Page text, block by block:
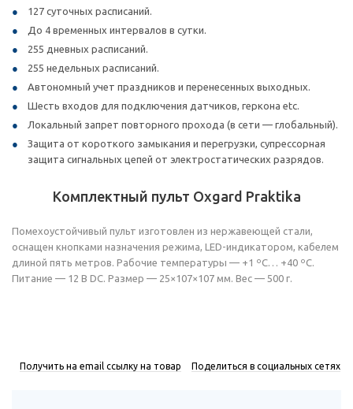
127 суточных расписаний.
До 4 временных интервалов в сутки.
255 дневных расписаний.
255 недельных расписаний.
Автономный учет праздников и перенесенных выходных.
Шесть входов для подключения датчиков, геркона etc.
Локальный запрет повторного прохода (в сети — глобальный).
Защита от короткого замыкания и перегрузки, супрессорная
защита сигнальных цепей от электростатических разрядов.
Комплектный пульт Oxgard Praktika
Помехоустойчивый пульт изготовлен из нержавеющей стали,
оснащен кнопками назначения режима, LED-индикатором, кабелем
длиной пять метров. Рабочие температуры — +1 ºС… +40 ºС.
Питание — 12 В DC. Размер — 25×107×107 мм. Вес — 500 г.
Получить на email ссылку на товар Поделиться в социальных сетях